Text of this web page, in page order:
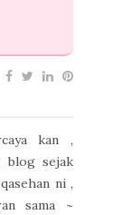
kan ,
blog sejak
ni ,
sama ~